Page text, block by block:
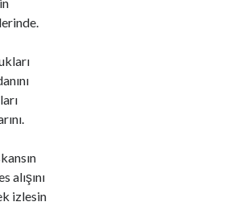
alışını
izlesin